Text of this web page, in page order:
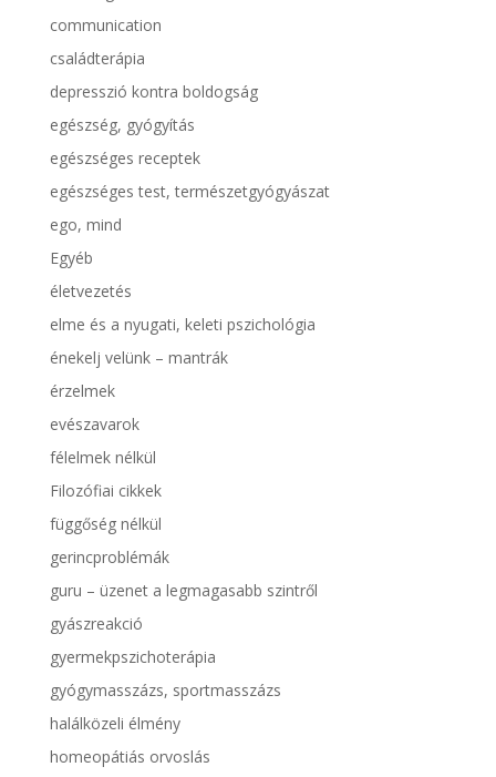
communication
családterápia
depresszió kontra boldogság
egészség, gyógyítás
egészséges receptek
egészséges test, természetgyógyászat
ego, mind
Egyéb
életvezetés
elme és a nyugati, keleti pszichológia
énekelj velünk – mantrák
érzelmek
evészavarok
félelmek nélkül
Filozófiai cikkek
függőség nélkül
gerincproblémák
guru – üzenet a legmagasabb szintről
gyászreakció
gyermekpszichoterápia
gyógymasszázs, sportmasszázs
halálközeli élmény
homeopátiás orvoslás